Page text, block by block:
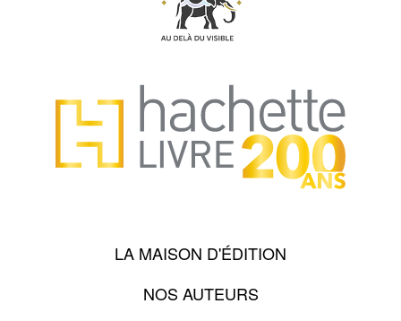
LA MAISON D'ÉDITION
NOS AUTEURS